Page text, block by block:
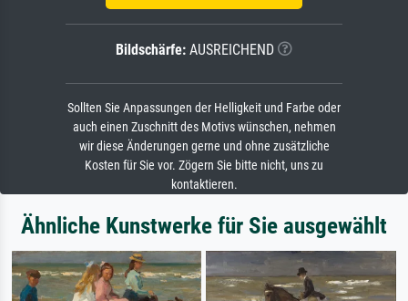
Bildschärfe: AUSREICHEND
Sollten Sie Anpassungen der Helligkeit und Farbe oder
auch einen Zuschnitt des Motivs wünschen, nehmen
wir diese Änderungen gerne und ohne zusätzliche
Kosten für Sie vor. Zögern Sie bitte nicht, uns zu
kontaktieren.
Ähnliche Kunstwerke für Sie ausgewählt